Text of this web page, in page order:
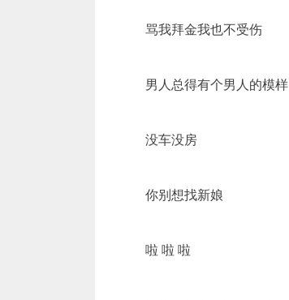
骂我拜金我也不受伤
男人总得有个男人的模样
没车没房
你别想找新娘
啦 啦 啦